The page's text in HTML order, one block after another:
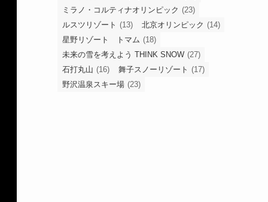
ミラノ・コルティナオリンピック (23)
ルスツリゾート (13) 北京オリンピック (14)
星野リゾート トマム (18)
未来の雪を考えよう THINK SNOW (27)
石打丸山 (16) 舞子スノーリゾート (17)
野沢温泉スキー場 (23)